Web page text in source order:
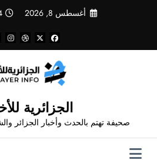
أغسطس 8, 2026
الجزائرية
صحيفة تهتم بالحدث وأخبار الجزائر